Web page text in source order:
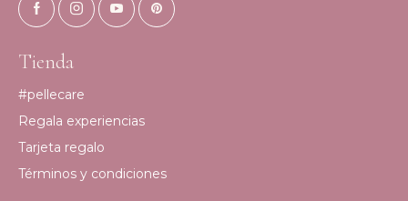
Tienda
#pellecare
Regala experiencias
Tarjeta regalo
Términos y condiciones